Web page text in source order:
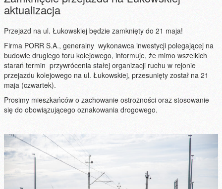
aktualizacja
Przejazd na ul. Łukowskiej będzie zamknięty do 21 maja!
Firma PORR S.A., generalny wykonawca inwestycji polegającej na
budowie drugiego toru kolejowego, informuje, że mimo wszelkich
starań termin przywrócenia stałej organizacji ruchu w rejonie
przejazdu kolejowego na ul. Łukowskiej, przesunięty został na 21
maja (czwartek).
Prosimy mieszkańców o zachowanie ostrożności oraz stosowanie
się do obowiązującego oznakowania drogowego.